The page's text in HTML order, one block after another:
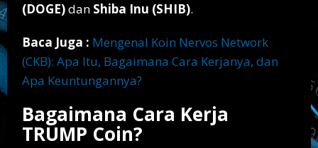
(DOGE)dan Shiba Inu (SHIB).
Baca Juga : Mengenal Koin Nervos Network
(CKB): Apa Itu, Bagaimana Cara Kerjanya, dan
Apa Keuntungannya?
Bagaimana Cara Kerja
TRUMP Coin?